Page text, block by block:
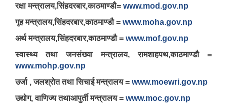
रक्षा मन्त्रालय,सिंहदरबार,काठमाण्डौ= www.mod.gov.np
गृह मन्त्रालय,सिंहदरबार,काठमाण्डौ = www.moha.gov.np
अर्थ मन्त्रालय,सिंहदरबार,काठमाण्डौ = www.mof.gov.np
स्वास्थ्य तथा जनसंख्या मन्त्रालय, रामशाहपथ,काठमाण्डौ =
www.mohp.gov.np
उर्जा , जलश्रोत तथा सिचाई मन्त्रालय = www.moewri.gov.np
उद्योग, वाणिज्य तथाआपुर्ती मन्त्रालय = www.moc.gov.np